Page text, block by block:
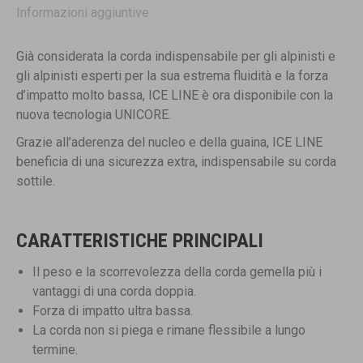
quantità
Informazioni aggiuntive
Già considerata la corda indispensabile per gli alpinisti e
gli alpinisti esperti per la sua estrema fluidità e la forza
d’impatto molto bassa, ICE LINE è ora disponibile con la
nuova tecnologia UNICORE.
Grazie all’aderenza del nucleo e della guaina, ICE LINE
beneficia di una sicurezza extra, indispensabile su corda
sottile.
CARATTERISTICHE PRINCIPALI
Il peso e la scorrevolezza della corda gemella più i
vantaggi di una corda doppia.
Forza di impatto ultra bassa.
La corda non si piega e rimane flessibile a lungo
termine.